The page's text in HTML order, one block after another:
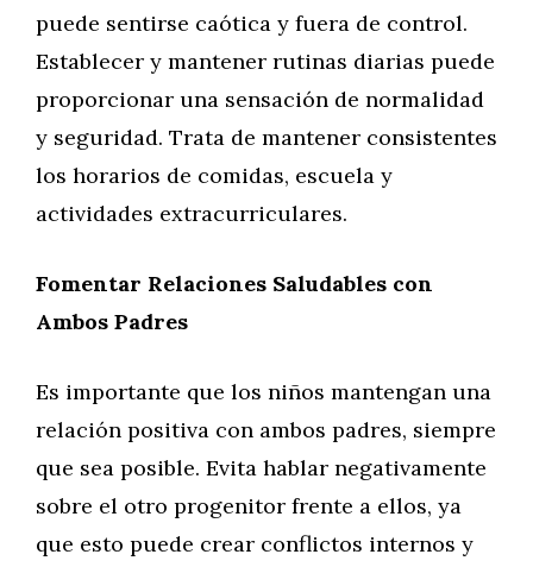
puede sentirse caótica y fuera de control.
Establecer y mantener rutinas diarias puede
proporcionar una sensación de normalidad
y seguridad. Trata de mantener consistentes
los horarios de comidas, escuela y
actividades extracurriculares.
Fomentar Relaciones Saludables con
Ambos Padres
Es importante que los niños mantengan una
relación positiva con ambos padres, siempre
que sea posible. Evita hablar negativamente
sobre el otro progenitor frente a ellos, ya
que esto puede crear conflictos internos y